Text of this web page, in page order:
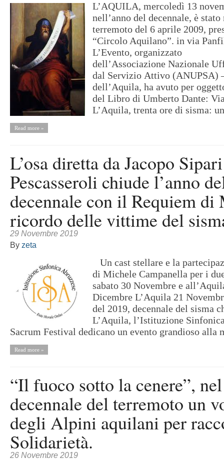
L’AQUILA, mercoledì 13
nell’anno del decennale, è
terremoto del 6 aprile 2009,
“Circolo Aquilano”. in via
L’Evento, organizzato
dell’Associazione Nazionale
dal Servizio Attivo (ANUPSA)
dell’Aquila, ha avuto per
del Libro di Umberto Dante:
L’Aquila, trenta ore di sisma:
Read more »
L’osa diretta da Jacopo
Pescasseroli chiude l’anno
decennale con il Requiem di
ricordo delle vittime del
29 Novembre 2019
By zeta
Un cast stellare e la
di Michele Campanella per i
sabato 30 Novembre e
Dicembre L’Aquila 21
del 2019, decennale del sisma
L’Aquila, l’Istituzione
Sacrum Festival dedicano un evento grandioso alla
Read more »
“Il fuoco sotto la cenere”, nel
decennale del terremoto un
degli Alpini aquilani per
Solidarietà.
26 Novembre 2019